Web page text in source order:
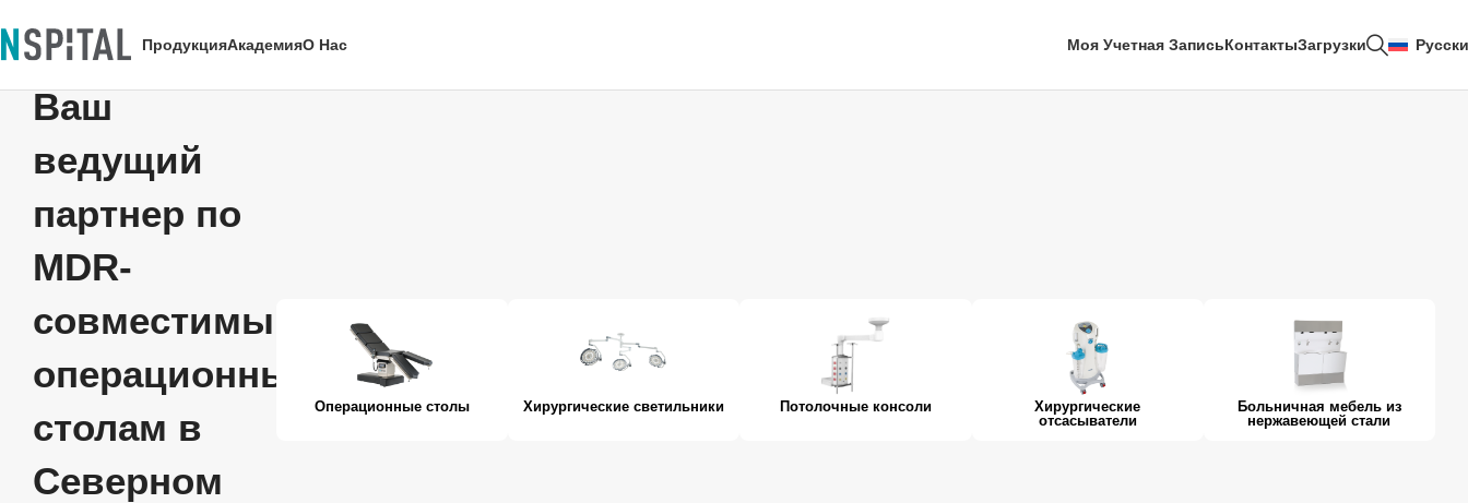
ПродукцияАкадемияО Нас Моя Учетная ЗаписьКонтактыЗагрузки
Ваш
ведущий
партнер по
MDR-
совместимым
операционным
столам в
Северном
Операционные столы Хирургические светильники Потолочные консоли
Хирургические
отсасыватели
Больничная мебель из
нержавеющей стали